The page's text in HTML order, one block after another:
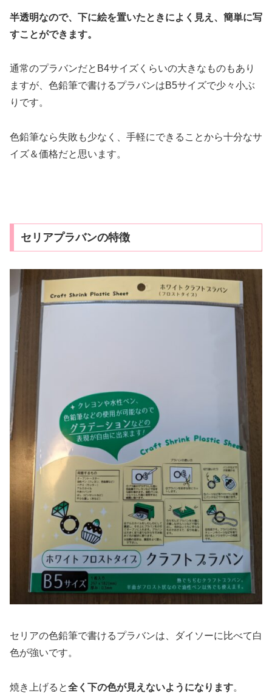
半透明なので、下に絵を置いたときによく見え、簡単に写
すことができます。
通常のプラバンだとB4サイズくらいの大きなものもあり
ますが、色鉛筆で書けるプラバンはB5サイズで少々小ぶ
りです。
色鉛筆なら失敗も少なく、手軽にできることから十分なサ
イズ＆価格だと思います。
セリアプラバンの特徴
セリアの色鉛筆で書けるプラバンは、ダイソーに比べて白
色が強いです。
焼き上げると全く下の色が見えないようになります。